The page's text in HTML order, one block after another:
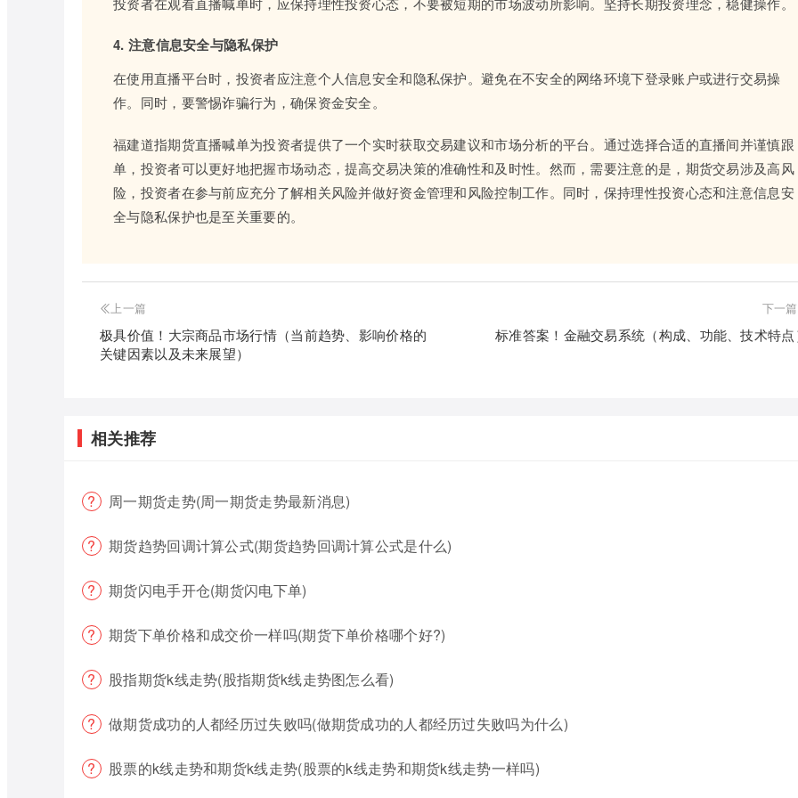
4. 注意信息安全与隐私保护
在使用直播平台时，投资者应注意个人信息安全和隐私保护。避免在不安全的网络环境下登录账户或进行交易操
作。同时，要警惕诈骗行为，确保资金安全。
福建道指期货直播喊单为投资者提供了一个实时获取交易建议和市场分析的平台。通过选择合适的直播间并谨慎跟
单，投资者可以更好地把握市场动态，提高交易决策的准确性和及时性。然而，需要注意的是，期货交易涉及高风
险，投资者在参与前应充分了解相关风险并做好资金管理和风险控制工作。同时，保持理性投资心态和注意信息安
全与隐私保护也是至关重要的。
上一篇
极具价值！大宗商品市场行情（当前趋势、影响价格的
关键因素以及未来展望）
下一篇
标准答案！金融交易系统（构成、功能、技术特
相关推荐
周一期货走势(周一期货走势最新消息)
期货趋势回调计算公式(期货趋势回调计算公式是什么)
期货闪电手开仓(期货闪电下单)
期货下单价格和成交价一样吗(期货下单价格哪个好?)
股指期货k线走势(股指期货k线走势图怎么看)
做期货成功的人都经历过失败吗(做期货成功的人都经历过失败吗为什么)
股票的k线走势和期货k线走势(股票的k线走势和期货k线走势一样吗)